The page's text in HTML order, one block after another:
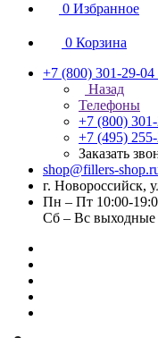
0 Избранное
0 Корзина
+7 (800) 301-29-04
Назад
Телефоны
+7 (800)
+7 (495)
Заказать
shop@fillers-
г. Новороссийск,
Пн – Пт 10:00-
Сб – Вс выходные